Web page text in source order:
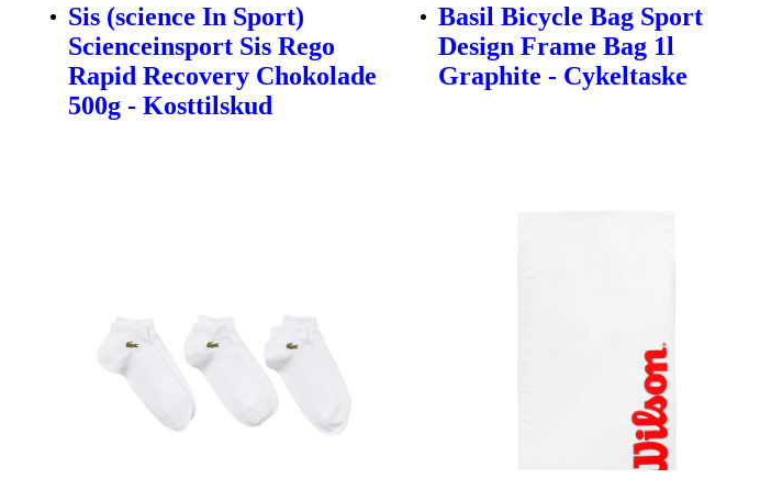
Sis (science In Sport)
Scienceinsport Sis Rego
Rapid Recovery Chokolade
500g - Kosttilskud
Basil Bicycle Bag Sport
Design Frame Bag 1l
Graphite - Cykeltaske